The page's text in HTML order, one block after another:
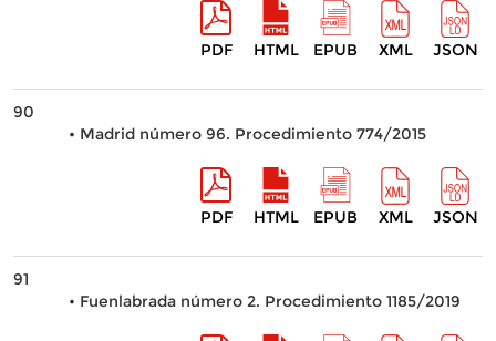
PDF HTML EPUB XML JSON
90
• Madrid número 96. Procedimiento 774/2015
PDF HTML EPUB XML JSON
91
• Fuenlabrada número 2. Procedimiento 1185/2019